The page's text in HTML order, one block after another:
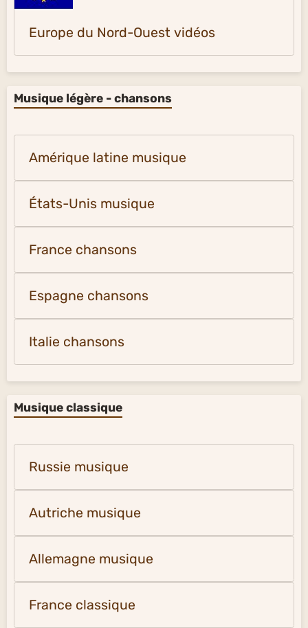
Europe du Nord-Ouest vidéos
Musique légère - chansons
Amérique latine musique
États-Unis musique
France chansons
Espagne chansons
Italie chansons
Musique classique
Russie musique
Autriche musique
Allemagne musique
France classique